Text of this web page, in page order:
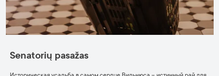
Senatorių pasažas